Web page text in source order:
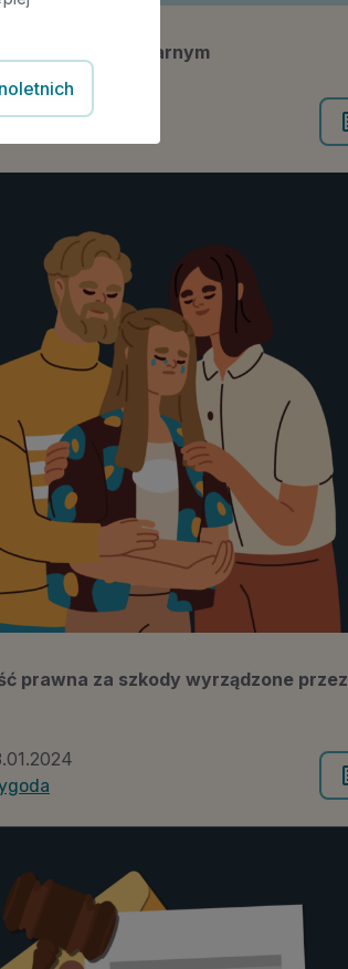
w prawie karnym
prawna za szkody wyrządzone przez